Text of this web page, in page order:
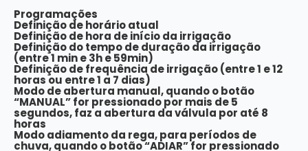
Programações
Definição de horário atual
Definição de hora de início da irrigação
Definição do tempo de duração da irrigação
(entre 1 min e 3h e 59min)
Definição de frequência de irrigação (entre 1 e 12
horas ou entre 1 a 7 dias)
Modo de abertura manual, quando o botão
“MANUAL” for pressionado por mais de 5
segundos, faz a abertura da válvula por até 8
horas
Modo adiamento da rega, para períodos de
chuva, quando o botão “ADIAR” for pressionado